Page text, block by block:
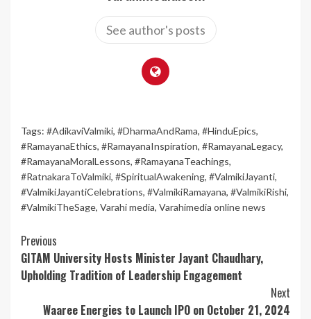
See author's posts
Tags: #AdikaviValmiki, #DharmaAndRama, #HinduEpics,
#RamayanaEthics, #RamayanaInspiration, #RamayanaLegacy,
#RamayanaMoralLessons, #RamayanaTeachings,
#RatnakaraToValmiki, #SpiritualAwakening, #ValmikiJayanti,
#ValmikiJayantiCelebrations, #ValmikiRamayana, #ValmikiRishi,
#ValmikiTheSage, Varahi media, Varahimedia online news
Continue
Reading
Previous
GITAM University Hosts Minister Jayant Chaudhary,
Upholding Tradition of Leadership Engagement
Next
Waaree Energies to Launch IPO on October 21, 2024